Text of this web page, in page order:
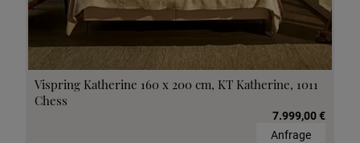
Vispring Katherine 160 x 200 cm, KT Katherine, 1011
Chess
7.999,00 €
Anfrage